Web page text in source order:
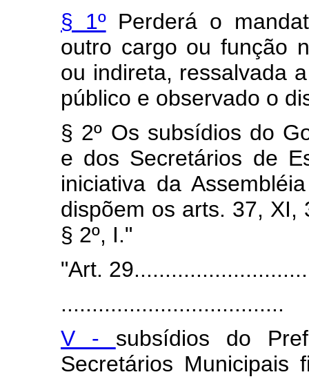
§ 1ºPerderá o
outro cargo ou função
ou indireta, ressalvada
público e observado o
§ 2º Os subsídios do
e dos Secretários de
iniciativa da
dispõem os arts. 37, XI,
§ 2º, I."
"Art.
....................................
V - subsídios do
Secretários